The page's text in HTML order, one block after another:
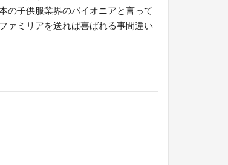
の子供服業界のパイオニアと言って
ァミリアを送れば喜ばれる事間違い